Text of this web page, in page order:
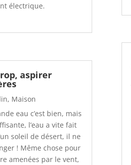
électrique.
aspirer
, Maison
eau c’est bien, mais
l’eau a vite fait
soleil de désert, il ne
! Même chose pour
amenées par le vent,